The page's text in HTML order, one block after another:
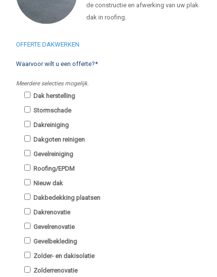
de constructie en afwerking van uw plak
dak in roofing.
OFFERTE DAKWERKEN
Waarvoor wilt u een offerte?*
Meerdere selecties mogelijk.
Dak herstelling
Stormschade
Dakreiniging
Dakgoten reinigen
Gevelreiniging
Roofing/EPDM
Nieuw dak
Dakbedekking plaatsen
Dakrenovatie
Gevelrenovatie
Gevelbekleding
Zolder- en dakisolatie
Zolderrenovatie